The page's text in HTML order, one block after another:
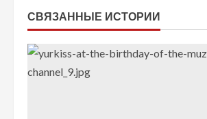
ч
т
е
СВЯЗАННЫЕ ИСТОРИИ